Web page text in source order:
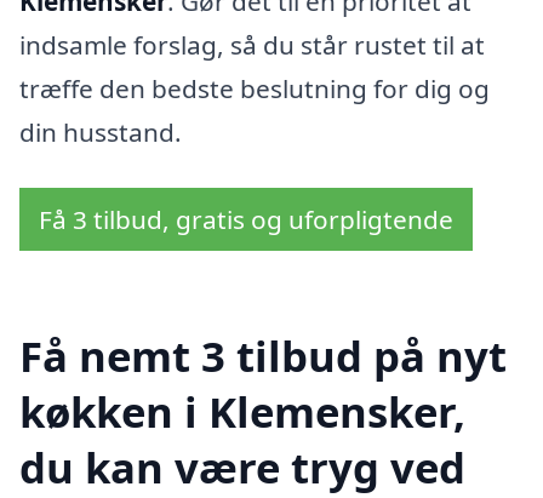
indsamle forslag, så du står rustet til at
træffe den bedste beslutning for dig og
din husstand.
Få 3 tilbud, gratis og uforpligtende
Få nemt 3 tilbud på nyt
køkken i Klemensker,
du kan være tryg ved